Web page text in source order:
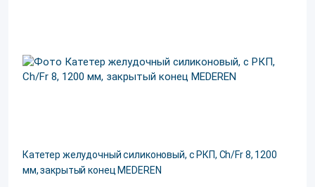
Катетер желудочный силиконовый, с РКП, Ch/Fr 8, 1200
мм, закрытый конец MEDEREN